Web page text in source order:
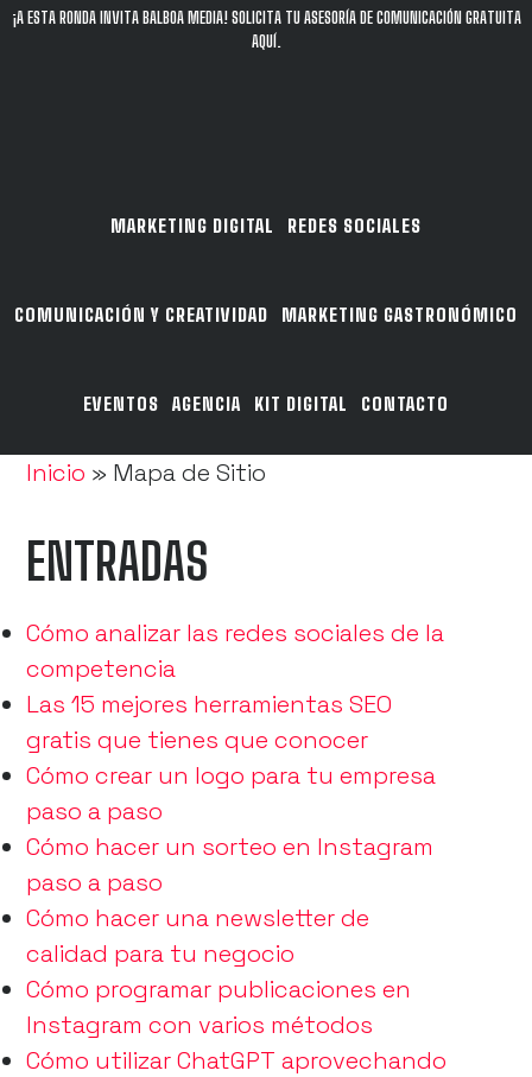
Saltar
Saltar
¡A ESTA RONDA INVITA BALBOA MEDIA! SOLICITA TU ASESORÍA DE COMUNICACIÓN GRATUITA
AQUÍ .
MARKETING DIGITAL REDES SOCIALES
COMUNICACIÓN Y CREATIVIDAD MARKETING GASTRONÓMICO
EVENTOS AGENCIA KIT DIGITAL CONTACTO
Inicio » Mapa de Sitio
ENTRADAS
Cómo analizar las redes sociales de la
competencia
Las 15 mejores herramientas SEO
gratis que tienes que conocer
Cómo crear un logo para tu empresa
paso a paso
Cómo hacer un sorteo en Instagram
paso a paso
Cómo hacer una newsletter de
calidad para tu negocio
Cómo programar publicaciones en
Instagram con varios métodos
Cómo utilizar ChatGPT aprovechando